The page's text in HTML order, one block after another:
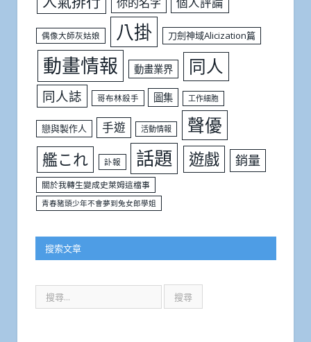
偶像大師灰姑娘 八掛 刀劍神域Alicization篇
動畫情報 動畫業界 同人
同人誌 哥布林殺手 圖集 工作細胞
戀與製作人 手遊 活動情報 聲優
艦これ 訃報 話題 遊戲 銷量
關於我轉生變成史萊姆這檔事
青春豬頭少年不會夢到兔女郎學姐
搜索文章